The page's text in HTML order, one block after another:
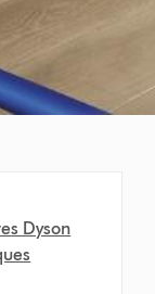
Dyson